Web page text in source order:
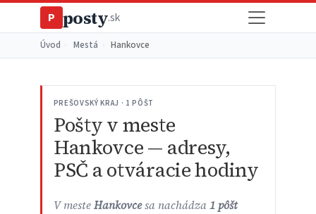
P posty.sk
Úvod Mestá Hankovce
PREŠOVSKÝ KRAJ · 1 PÔŠT
Pošty v meste
Hankovce — adresy,
PSČ a otváracie hodiny
V mesteHankovcesa nachádza1 pôšt